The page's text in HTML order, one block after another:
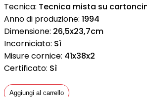
Tecnica: Tecnica mista su
Anno di produzione: 1994
Dimensione: 26,5x23,7cm
Incorniciato: Sì
Misure cornice: 41x38x2
Certificato: Sì
Aggiungi al carrello